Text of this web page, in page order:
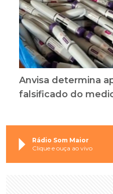
Anvisa determina
falsificado do
Rádio Som Maior
Clique e ouça ao vivo